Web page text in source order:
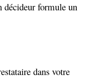
décideur formule un
dans votre